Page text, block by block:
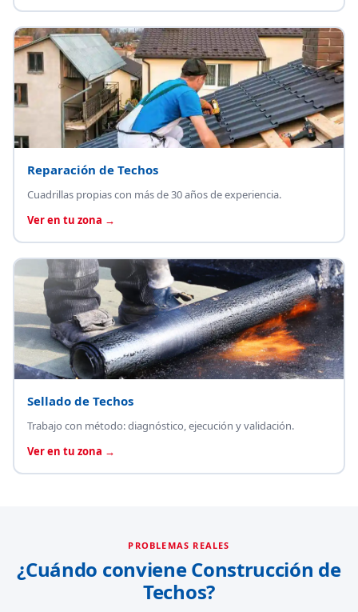
Reparación de Techos
Cuadrillas propias con más de 30 años de experiencia.
Ver en tu zona →
Sellado de Techos
Trabajo con método: diagnóstico, ejecución y validación.
Ver en tu zona →
PROBLEMAS REALES
¿Cuándo conviene Construcción de
Techos?